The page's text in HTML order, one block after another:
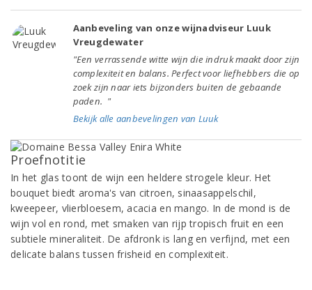
Aanbeveling van onze wijnadviseur Luuk
Vreugdewater
"Een verrassende witte wijn die indruk maakt door zijn
complexiteit en balans. Perfect voor liefhebbers die op
zoek zijn naar iets bijzonders buiten de gebaande
paden. "
Bekijk alle aanbevelingen van Luuk
Proefnotitie
In het glas toont de wijn een heldere strogele kleur. Het
bouquet biedt aroma's van citroen, sinaasappelschil,
kweepeer, vlierbloesem, acacia en mango. In de mond is de
wijn vol en rond, met smaken van rijp tropisch fruit en een
subtiele mineraliteit. De afdronk is lang en verfijnd, met een
delicate balans tussen frisheid en complexiteit.